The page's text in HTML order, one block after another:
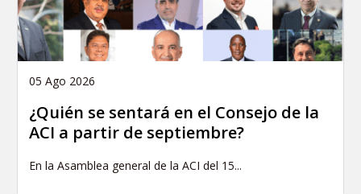
05 Ago 2026
¿Quién se sentará en el Consejo de la
ACI a partir de septiembre?
En la Asamblea general de la ACI del 15...